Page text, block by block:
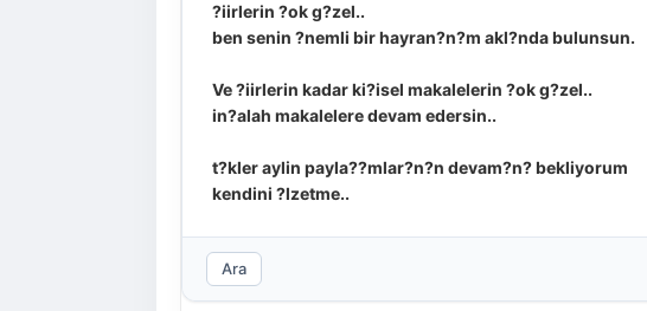
?iirlerin ?ok g?zel..
ben senin ?nemli bir hayran?n?m akl?nda bulunsun.
Ve ?iirlerin kadar ki?isel makalelerin ?ok g?zel..
in?alah makalelere devam edersin..
t?kler aylin payla??mlar?n?n devam?n? bekliyorum
kendini ?lzetme..
Ara